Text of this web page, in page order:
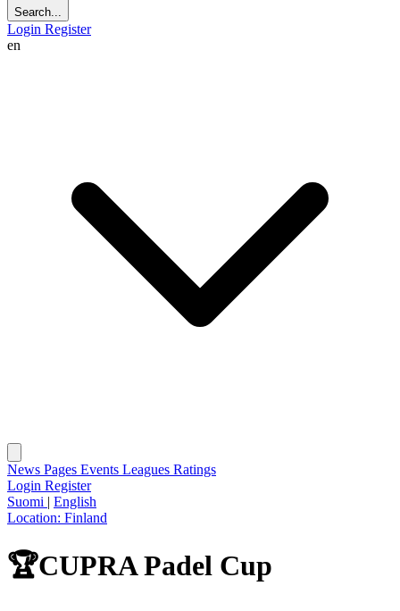
Search...
Login Register
en
News Pages Events Leagues Ratings
Login Register
Suomi | English
Location: Finland
🏆CUPRA Padel Cup